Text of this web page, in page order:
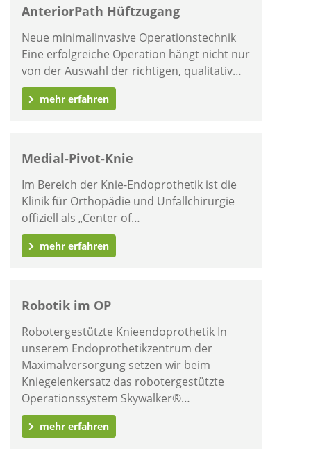
AnteriorPath Hüftzugang
Neue minimalinvasive Operationstechnik
Eine erfolgreiche Operation hängt nicht nur
von der Auswahl der richtigen, qualitativ…
mehr erfahren
Medial-Pivot-Knie
Im Bereich der Knie-Endoprothetik ist die
Klinik für Orthopädie und Unfallchirurgie
offiziell als „Center of…
mehr erfahren
Robotik im OP
Robotergestützte Knieendoprothetik In
unserem Endoprothetikzentrum der
Maximalversorgung setzen wir beim
Kniegelenkersatz das robotergestützte
Operationssystem Skywalker®…
mehr erfahren